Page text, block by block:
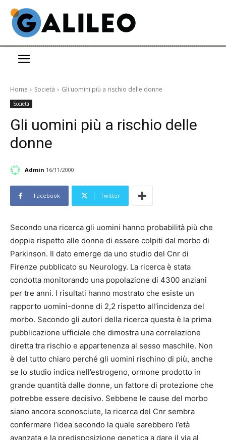
Home Società Gli uomini più a rischio delle donne
Società
Gli uomini più a rischio delle
donne
Admin 16/11/2000
Facebook Twitter
Secondo una ricerca gli uomini hanno probabilità più che
doppie rispetto alle donne di essere colpiti dal morbo di
Parkinson. Il dato emerge da uno studio del Cnr di
Firenze pubblicato su Neurology. La ricerca è stata
condotta monitorando una popolazione di 4300 anziani
per tre anni. I risultati hanno mostrato che esiste un
rapporto uomini-donne di 2,2 rispetto all’incidenza del
morbo. Secondo gli autori della ricerca questa è la prima
pubblicazione ufficiale che dimostra una correlazione
diretta tra rischio e appartenenza al sesso maschile. Non
è del tutto chiaro perché gli uomini rischino di più, anche
se lo studio indica nell’estrogeno, ormone prodotto in
grande quantità dalle donne, un fattore di protezione che
potrebbe essere decisivo. Sebbene le cause del morbo
siano ancora sconosciute, la ricerca del Cnr sembra
confermare l’idea secondo la quale sarebbero l’età
avanzata e la predisposizione genetica a dare il via al